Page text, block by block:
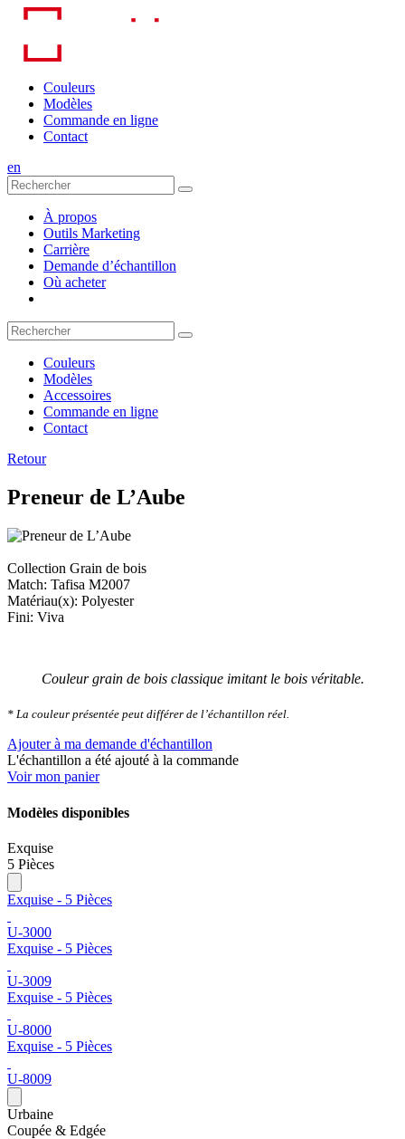
Skip
content
Couleurs
Modèles
Commande en ligne
Contact
en
À propos
Outils Marketing
Carrière
Demande d’échantillon
Où acheter
Couleurs
Modèles
Accessoires
Commande en ligne
Contact
Retour
Preneur de L’Aube
Collection Grain de bois
Match: Tafisa M2007
Matériau(x): Polyester
Fini: Viva
Couleur grain de bois classique imitant le bois véritable.
* La couleur présentée peut différer de l’échantillon réel.
Ajouter à ma demande d'échantillon
L'échantillon a été ajouté à la commande
Voir mon panier
Modèles disponibles
Exquise
5 Pièces
Exquise - 5 Pièces
U-3000
Exquise - 5 Pièces
U-3009
Exquise - 5 Pièces
U-8000
Exquise - 5 Pièces
U-8009
Urbaine
Coupée & Edgée